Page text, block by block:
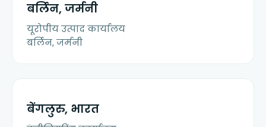
बर्लिन, जर्मनी
यूरोपीय उत्पाद कार्यालय
बर्लिन, जर्मनी
बेंगलुरु, भारत